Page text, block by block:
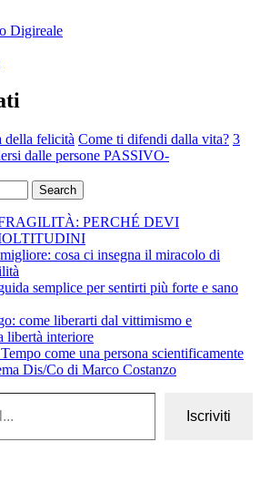
Digireale
della felicità Come ti difendi dalla vita? 3
dalle persone PASSIVO-
Search
PERCHÉ DEVI
cosa ci insegna il miracolo di
semplice per sentirti più forte e sano
come liberarti dal vittimismo e
libertà interiore
come una persona scientificamente
Dis/Co di Marco Costanzo
Iscriviti